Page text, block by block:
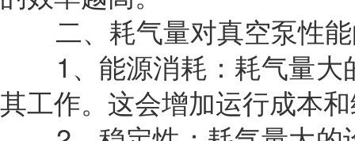
二、耗气量对真空泵性能
1、能源消耗：耗气量大
其工作。这会增加运行成本